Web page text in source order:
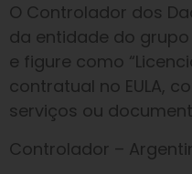
O Controlador dos
da entidade do grupo
e figure como
contratual no EULA,
serviços ou
Controlador –